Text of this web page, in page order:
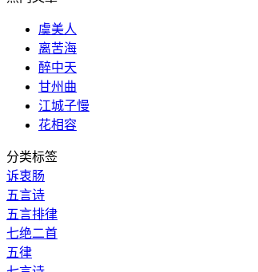
虞美人
离苦海
醉中天
甘州曲
江城子慢
花相容
分类标签
诉衷肠
五言诗
五言排律
七绝二首
五律